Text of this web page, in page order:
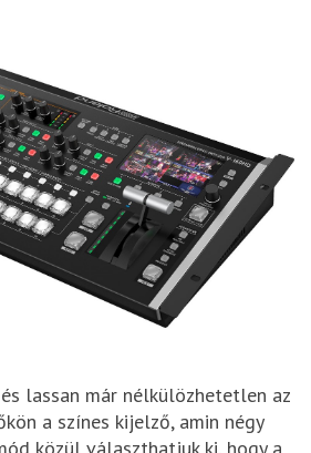
lassan már nélkülözhetetlen az
a színes kijelző, amin négy